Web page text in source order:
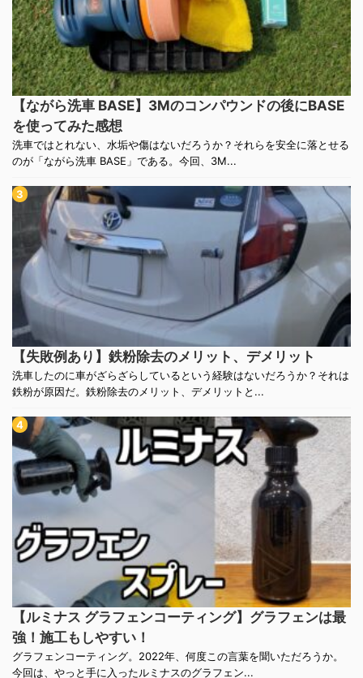
【ながら洗車 BASE】3Mのコンパウンドの後にBASE
を使ってみた感想
洗車ではとれない、水垢や傷はないだろうか？それらを安全に落とせる
のが「ながら洗車 BASE」である。今回、3M...
【失敗例あり】鉄粉除去のメリット、デメリット
洗車したのに車がざらざらしているという経験はないだろうか？それは
鉄粉が原因だ。鉄粉除去のメリット、デメリットと...
【ルミナス グラフェンコーティング】グラフェンは最
強！施工もしやすい！
グラフェンコーティング。2022年、何度この言葉を聞いただろうか。
今回は、やっと手に入ったルミナスのグラフェン...